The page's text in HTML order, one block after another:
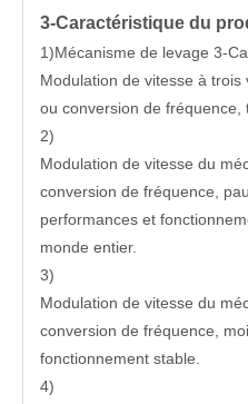
3-Caractéristique du
1)Mécanisme de levage 3-
Modulation de vitesse à
ou conversion de fréquence,
2)
Modulation de vitesse du
conversion de fréquence,
performances et
monde entier.
3)
Modulation de vitesse du
conversion de fréquence,
fonctionnement stable.
4)